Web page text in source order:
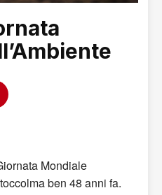
Mondiale
ben 48 anni fa.